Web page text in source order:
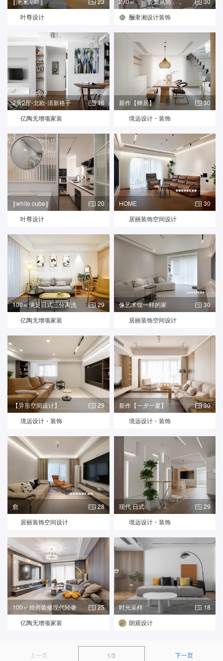
叶尊设计
解锁高酾隶湘设计装饰
2房2厅-北欧-清新格子
16
亿陶无增项家装
新作【蝉居】
30
境远设计・装饰
‖white cube‖
20
叶尊设计
HOME
30
居丽装饰空间设计
100㎡满足日式三分离洗
29
亿陶无增项家装
像艺术馆一样的家
30
居丽装饰空间设计
【异形空间设计】
29
境远设计・装饰
新作【一夕一夏】
30
境远设计・装饰
愈
28
居丽装饰空间设计
现代·日式
29
境远设计・装饰
100㎡婚房装修现代轻奢
25
亿陶无增项家装
时光采样
18
朗观设计
上一页 1/3 下一页